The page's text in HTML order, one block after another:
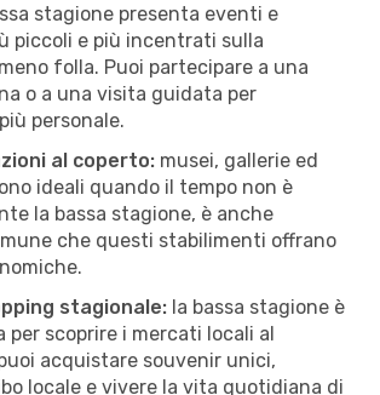
stagione presenta eventi e
piccoli e più incentrati sulla
folla. Puoi partecipare a una
o a una visita guidata per
personale.
al coperto: musei, gallerie ed
ideali quando il tempo non è
la bassa stagione, è anche
che questi stabilimenti offrano
stagionale: la bassa stagione è
scoprire i mercati locali al
acquistare souvenir unici,
locale e vivere la vita quotidiana di